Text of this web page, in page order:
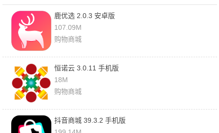
鹿优选 2.0.3 安卓版
107.09M
购物商城
恒诺云 3.0.11 手机版
18M
购物商城
抖音商城 39.3.2 手机版